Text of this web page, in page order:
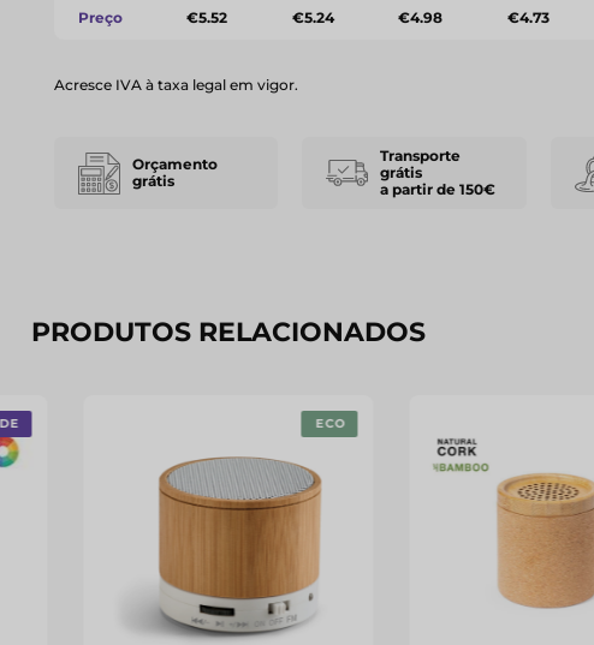
Preço €5.52 €5.24 €4.98 €4.73
Acresce IVA à taxa legal em vigor.
Orçamento
grátis
Transporte
grátis
a partir de 150€
PRODUTOS RELACIONADOS
ECO